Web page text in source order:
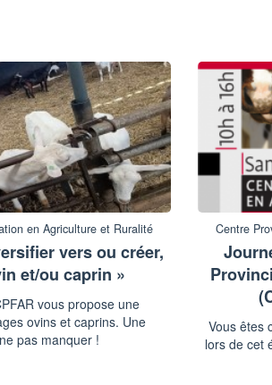
en Agriculture et Ruralité
vers ou créer,
et/ou caprin »
vous propose une
ovins et caprins. Une
pas manquer !
Centre
Vous êtes
lors de cet